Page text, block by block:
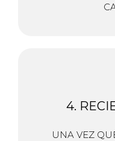
4.
UNA VEZ